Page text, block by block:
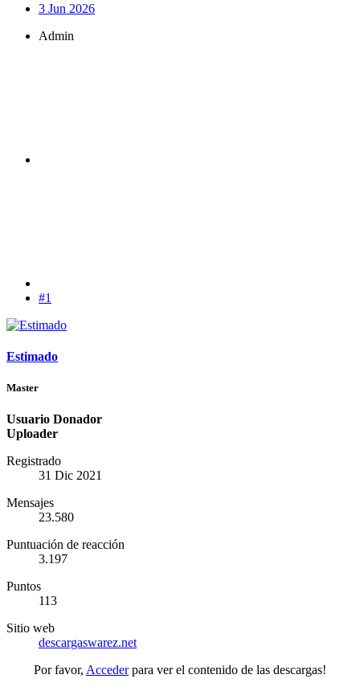
3 Jun 2026
Admin
#1
Estimado
Master
Usuario Donador
Uploader
Registrado
31 Dic 2021
Mensajes
23.580
Puntuación de reacción
3.197
Puntos
113
Sitio web
descargaswarez.net
Por favor, Accederpara ver el contenido de las descargas!